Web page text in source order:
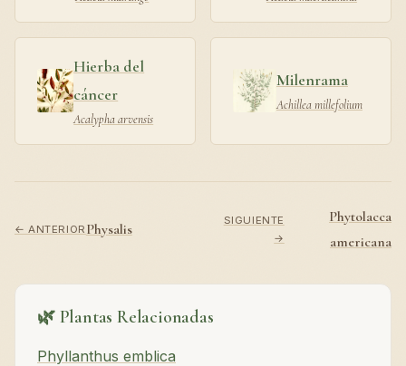
Hierba del
cáncer
Acalypha arvensis
Milenrama
Achillea millefolium
← ANTERIOR Physalis
SIGUIENTE
→
Phytolacca
americana
🌿 Plantas Relacionadas
Phyllanthus emblica